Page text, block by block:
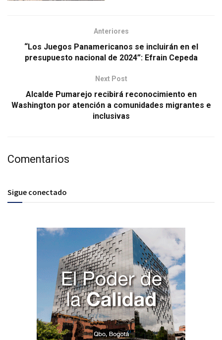
Anteriores
“Los Juegos Panamericanos se incluirán en el
presupuesto nacional de 2024”: Efrain Cepeda
Next Post
Alcalde Pumarejo recibirá reconocimiento en
Washington por atención a comunidades migrantes e
inclusivas
Comentarios
Sigue conectado